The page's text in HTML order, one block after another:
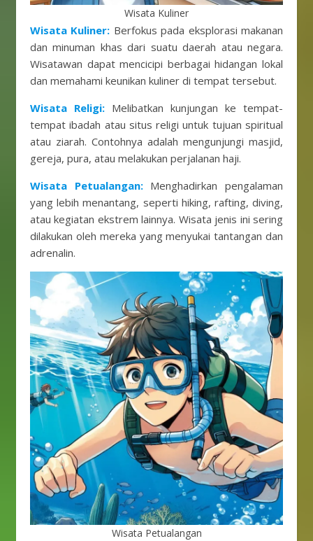
Wisata Kuliner
Wisata Kuliner: Berfokus pada eksplorasi makanan
dan minuman khas dari suatu daerah atau negara.
Wisatawan dapat mencicipi berbagai hidangan lokal
dan memahami keunikan kuliner di tempat tersebut.
Wisata Religi: Melibatkan kunjungan ke tempat-
tempat ibadah atau situs religi untuk tujuan spiritual
atau ziarah. Contohnya adalah mengunjungi masjid,
gereja, pura, atau melakukan perjalanan haji.
Wisata Petualangan:Menghadirkan pengalaman
yang lebih menantang, seperti hiking, rafting, diving,
atau kegiatan ekstrem lainnya. Wisata jenis ini sering
dilakukan oleh mereka yang menyukai tantangan dan
adrenalin.
Wisata Petualangan